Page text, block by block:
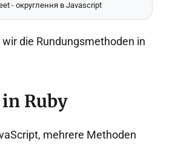
- округлення в Javascript
die Rundungsmethoden in
Ruby
mehrere Methoden